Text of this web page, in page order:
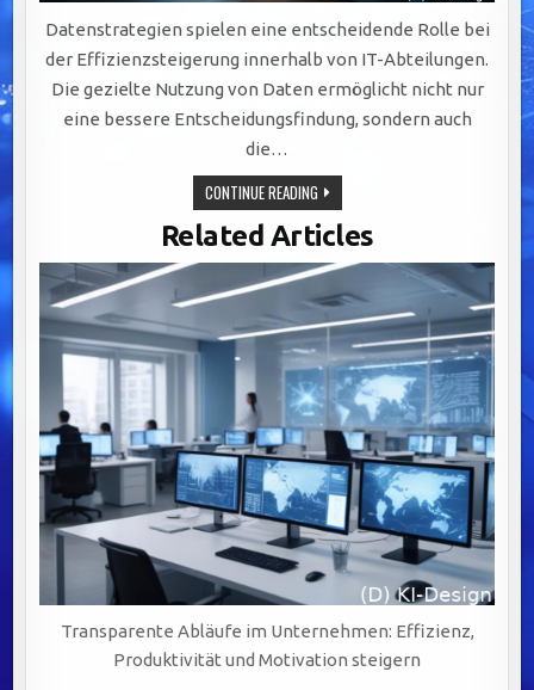
Datenstrategien spielen eine entscheidende Rolle bei
der Effizienzsteigerung innerhalb von IT-Abteilungen.
Die gezielte Nutzung von Daten ermöglicht nicht nur
eine bessere Entscheidungsfindung, sondern auch
die…
CONTINUE READINGEFFIZIENZSTEIGERUNG
IN
IT-
ABTEILUNGEN
DURCH
GEZIELTE
UND
AUTOMATISIERUNG
Related Articles
Transparente Abläufe im Unternehmen: Effizienz,
Produktivität und Motivation steigern